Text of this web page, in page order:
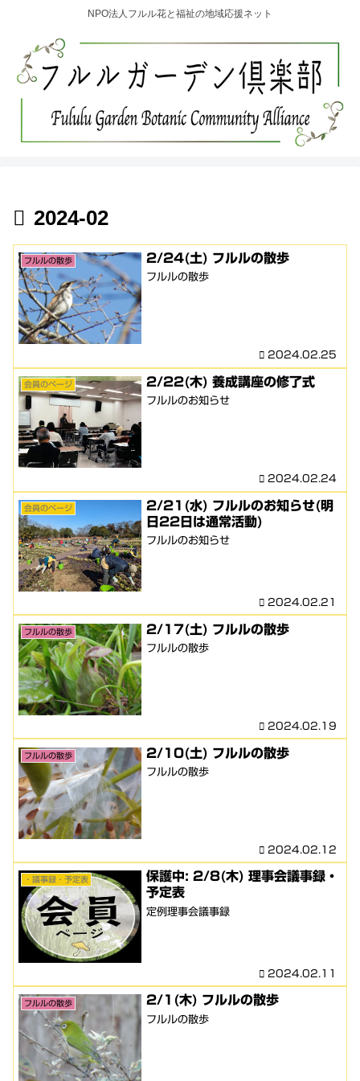
NPO法人フルル花と福祉の地域応援ネット
2024-02
フルルの散歩 2/24(土) フルルの散歩
フルルの散歩
2024.02.25
会員のページ 2/22(木) 養成講座の修了式
フルルのお知らせ
2024.02.24
会員のページ
2/21(水) フルルのお知らせ(明
日22日は通常活動)
フルルのお知らせ
2024.02.21
フルルの散歩 2/17(土) フルルの散歩
フルルの散歩
2024.02.19
フルルの散歩 2/10(土) フルルの散歩
フルルの散歩
2024.02.12
・議事録・予定表
保護中: 2/8(木) 理事会議事録・
予定表
定例理事会議事録
2024.02.11
フルルの散歩 2/1(木) フルルの散歩
フルルの散歩